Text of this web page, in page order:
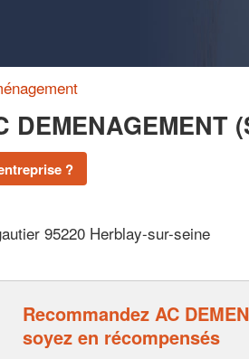
DEMENAGEMENT
?
95220 Herblay-sur-seine
Recommandez AC
soyez en récompensés